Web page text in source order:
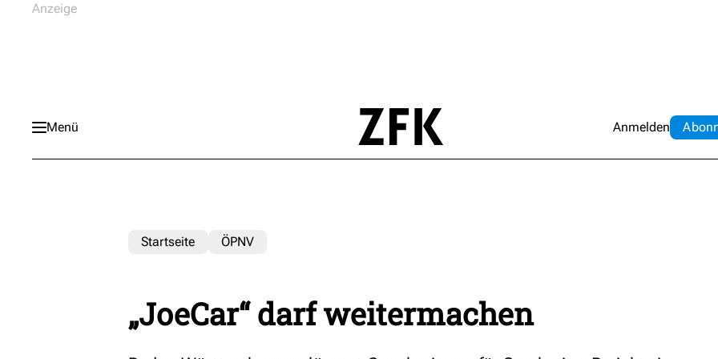
Menü Anmelden Abo
Startseite ÖPNV
„JoeCar“ darf weitermachen